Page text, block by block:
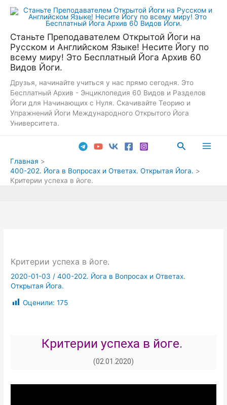
Перейти
Станьте Преподавателем Открытой Йоги на
Русском и Английском Языке! Несите Йогу по
всему миру! Это Бесплатный Йога Архив 60
Видов Йоги.
Друзья, начинайте учиться у нас прямо сегодня. Это
Бесплатный Архив - Энциклопедия 60 Видов и Разделов
Йоги для Начинающих с Нуля. Скачивайте Теорию и
Упражнений Йоги Международного Открытого Йога
Университета.
Поиск
Главная
400-202. Йога в Вопросах и Ответах. Открытая Йога.
Критерии успеха в йоге.
Критерии успеха в йоге.
2020-01-03 /400-202. Йога в Вопросах и Ответах.
Открытая Йога.
Оценили: 175
Критерии успеха в йоге.
(02.01.2020)